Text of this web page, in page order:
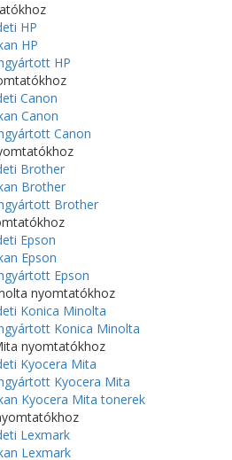
HP
HP
HP
Canon
Canon
Canon
Brother
Brother
Brother
Epson
Epson
Epson
nyomtatókhoz
Konica Minolta
Konica Minolta
nyomtatókhoz
Kyocera Mita
Kyocera Mita
Kyocera Mita tonerek
Lexmark
Lexmark